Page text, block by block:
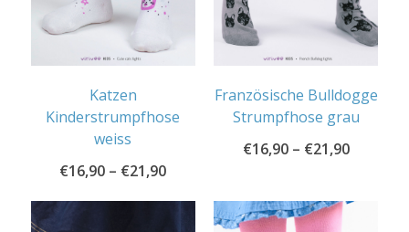
Katzen
Kinderstrumpfhose
weiss
€16,90 – €21,90
Französische Bulldogge
Strumpfhose grau
€16,90– €21,90